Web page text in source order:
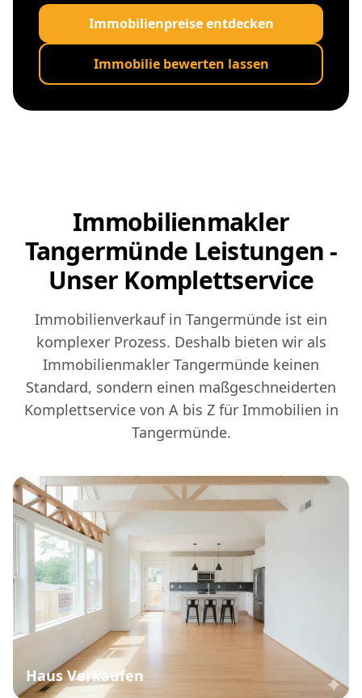
Immobilienpreise entdecken
Immobilie bewerten lassen
Immobilienmakler
Tangermünde Leistungen -
Unser Komplettservice
Immobilienverkauf in Tangermünde ist ein
komplexer Prozess. Deshalb bieten wir als
Immobilienmakler Tangermünde keinen
Standard, sondern einen maßgeschneiderten
Komplettservice von A bis Z für Immobilien in
Tangermünde.
Haus Verkaufen